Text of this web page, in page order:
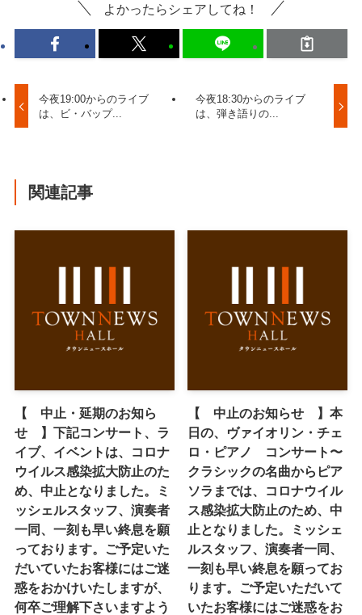
よかったらシェアしてね！
今夜19:00からのライブ
は、ビ・バップ...
今夜18:30からのライブ
は、弾き語りの...
関連記事
【 中止・延期のお知ら
せ 】下記コンサート、ラ
イブ、イベントは、コロナ
ウイルス感染拡大防止のた
め、中止となりました。ミ
ッシェルスタッフ、演奏者
一同、一刻も早い終息を願
っております。ご予定いた
だいていたお客様にはご迷
惑をおかけいたしますが、
何卒ご理解下さいますよう
【 中止のお知らせ 】本
日の、ヴァイオリン・チェ
ロ・ピアノ コンサート〜
クラシックの名曲からピア
ソラまでは、コロナウイル
ス感染拡大防止のため、中
止となりました。ミッシェ
ルスタッフ、演奏者一同、
一刻も早い終息を願ってお
ります。ご予定いただいて
いたお客様にはご迷惑をお